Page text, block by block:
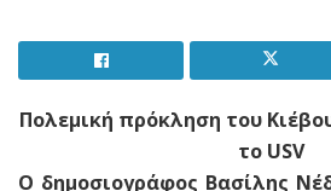
Πολεμική πρόκληση του
το USV
Ο δημοσιογράφος Βασίλης